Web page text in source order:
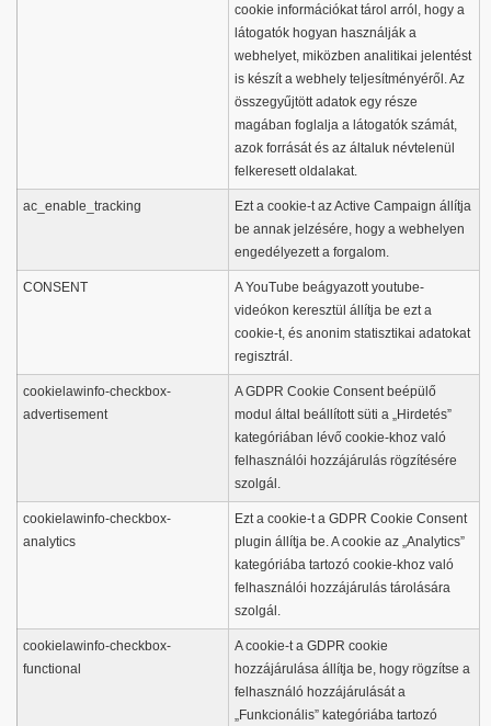
cookie információkat tárol arról, hogy a
látogatók hogyan használják a
webhelyet, miközben analitikai jelentést
is készít a webhely teljesítményéről. Az
összegyűjtött adatok egy része
magában foglalja a látogatók számát,
azok forrását és az általuk névtelenül
felkeresett oldalakat.
ac_enable_tracking
Ezt a cookie-t az Active Campaign állítja
be annak jelzésére, hogy a webhelyen
engedélyezett a forgalom.
CONSENT
A YouTube beágyazott youtube-
videókon keresztül állítja be ezt a
cookie-t, és anonim statisztikai adatokat
regisztrál.
cookielawinfo-checkbox-
advertisement
A GDPR Cookie Consent beépülő
modul által beállított süti a „Hirdetés”
kategóriában lévő cookie-khoz való
felhasználói hozzájárulás rögzítésére
szolgál.
cookielawinfo-checkbox-
analytics
Ezt a cookie-t a GDPR Cookie Consent
plugin állítja be. A cookie az „Analytics”
kategóriába tartozó cookie-khoz való
felhasználói hozzájárulás tárolására
szolgál.
cookielawinfo-checkbox-
functional
A cookie-t a GDPR cookie
hozzájárulása állítja be, hogy rögzítse a
felhasználó hozzájárulását a
„Funkcionális” kategóriába tartozó